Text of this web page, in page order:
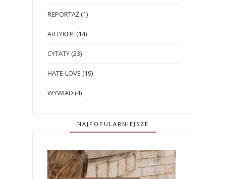
REPORTAŻ (1)
ARTYKUŁ (14)
CYTATY (23)
HATE-LOVE (19)
WYWIAD (4)
NAJPOPULARNIEJSZE